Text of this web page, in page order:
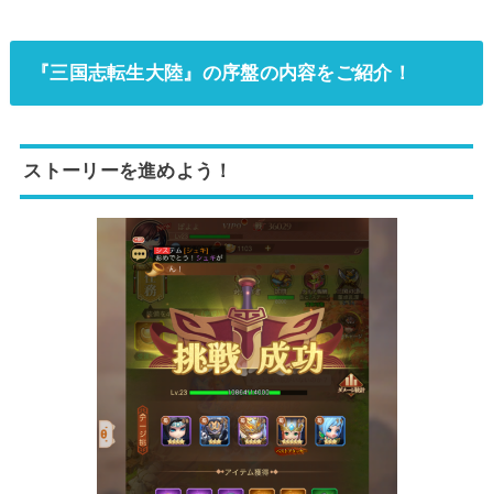
『三国志転生大陸』の序盤の内容をご紹介！
ストーリーを進めよう！